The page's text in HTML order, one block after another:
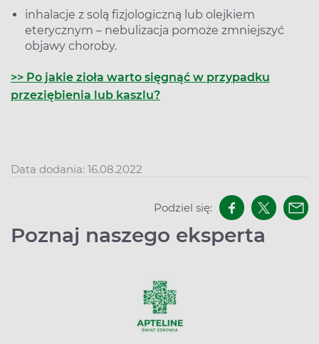
inhalacje z solą fizjologiczną lub olejkiem
eterycznym – nebulizacja pomoże zmniejszyć
objawy choroby.
>> Po jakie zioła warto sięgnąć w przypadku
przeziębienia lub kaszlu?
Data dodania: 16.08.2022
Podziel się:
Poznaj naszego eksperta